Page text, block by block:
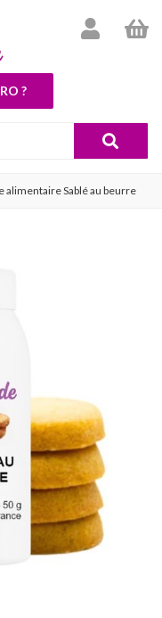
?
alimentaire Sablé au beurre